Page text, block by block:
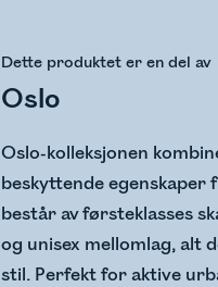
Dette produktet er en del av
Oslo
Oslo-kolleksjonen
beskyttende egenskaper
består av førsteklasses
og unisex mellomlag, alt
stil. Perfekt for aktive